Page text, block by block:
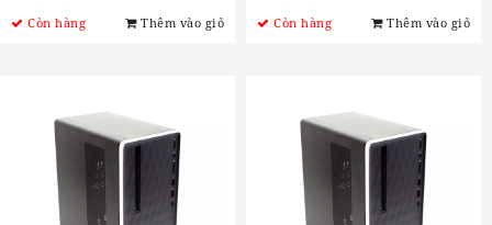
Còn hàng Thêm vào giỏ Còn hàng Thêm vào giỏ